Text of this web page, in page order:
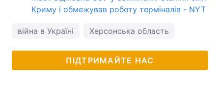
Криму і обмежував роботу терміналів - NYT
війна в Україні Херсонська область
ПІДТРИМАЙТЕ НАС